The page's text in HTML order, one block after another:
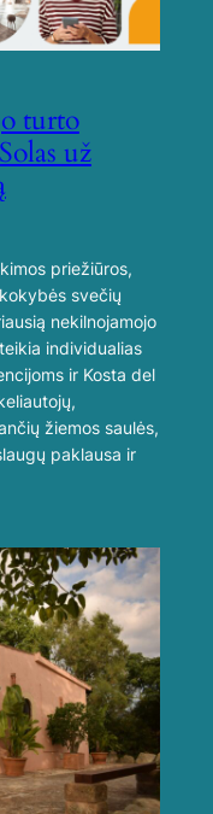
turto
už
priežiūros,
svečių
nekilnojamojo
individualias
ir Kosta del
žiemos saulės,
paklausa ir